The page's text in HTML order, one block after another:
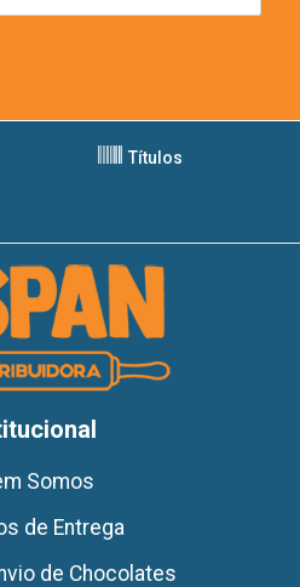
Títulos
Somos
de Entrega
de Chocolates